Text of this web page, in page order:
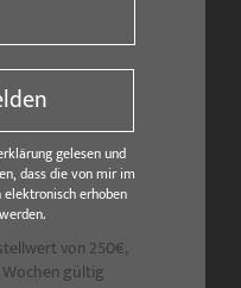
gelesen und
dass die von mir im
erhoben
von 250€,
gültig